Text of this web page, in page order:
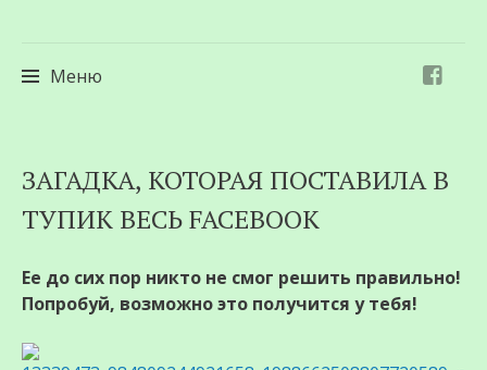
Меню
к
содержимому
ЗАГАДКА, КОТОРАЯ ПОСТАВИЛА В
ТУПИК ВЕСЬ FACEBOOK
Ее до сих пор никто не смог решить правильно!
Попробуй, возможно это получится у тебя!